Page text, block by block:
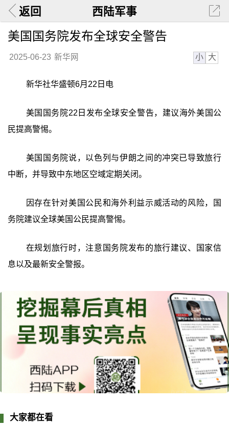
返回 西陆军事
美国国务院发布全球安全警告
2025-06-23 新华网 小 大
新华社华盛顿6月22日电
美国国务院22日发布全球安全警告，建议海外美国公
民提高警惕。
美国国务院说，以色列与伊朗之间的冲突已导致旅行
中断，并导致中东地区空域定期关闭。
因存在针对美国公民和海外利益示威活动的风险，国
务院建议全球美国公民提高警惕。
在规划旅行时，注意国务院发布的旅行建议、国家信
息以及最新安全警报。
大家都在看